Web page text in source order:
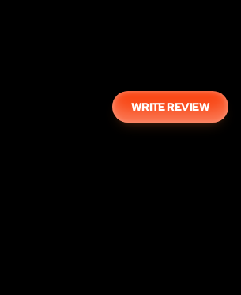
WRITE REVIEW